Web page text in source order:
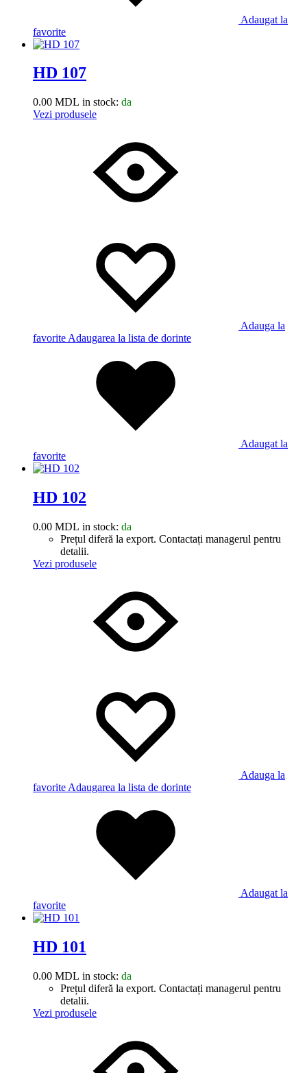
Adaugat la
favorite
HD 107
0.00 MDL in stock: da
Vezi produsele
Adauga la
favorite Adaugarea la lista de dorinte
Adaugat la
favorite
HD 102
0.00 MDL in stock: da
Prețul diferă la export. Contactați managerul pentru
detalii.
Vezi produsele
Adauga la
favorite Adaugarea la lista de dorinte
Adaugat la
favorite
HD 101
0.00 MDL in stock: da
Prețul diferă la export. Contactați managerul pentru
detalii.
Vezi produsele